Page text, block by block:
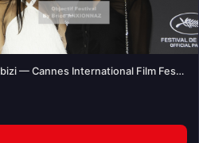
Paola Locatelli And Malou Khebizi — Cannes International Film Festival